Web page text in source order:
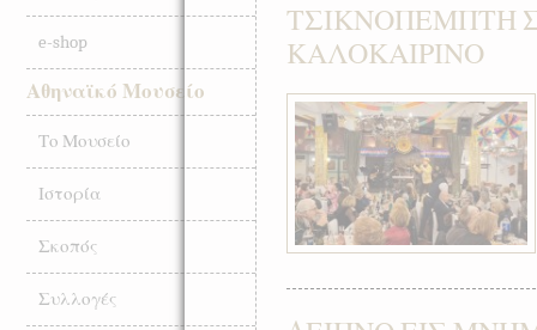
e-shop
Αθηναϊκό Μουσείο
Το Μουσείο
Ιστορία
Σκοπός
Συλλογές
ΤΣΙΚΝΟΠΕΜΠΤΗ
ΚΑΛΟΚΑΙΡΙΝΟ